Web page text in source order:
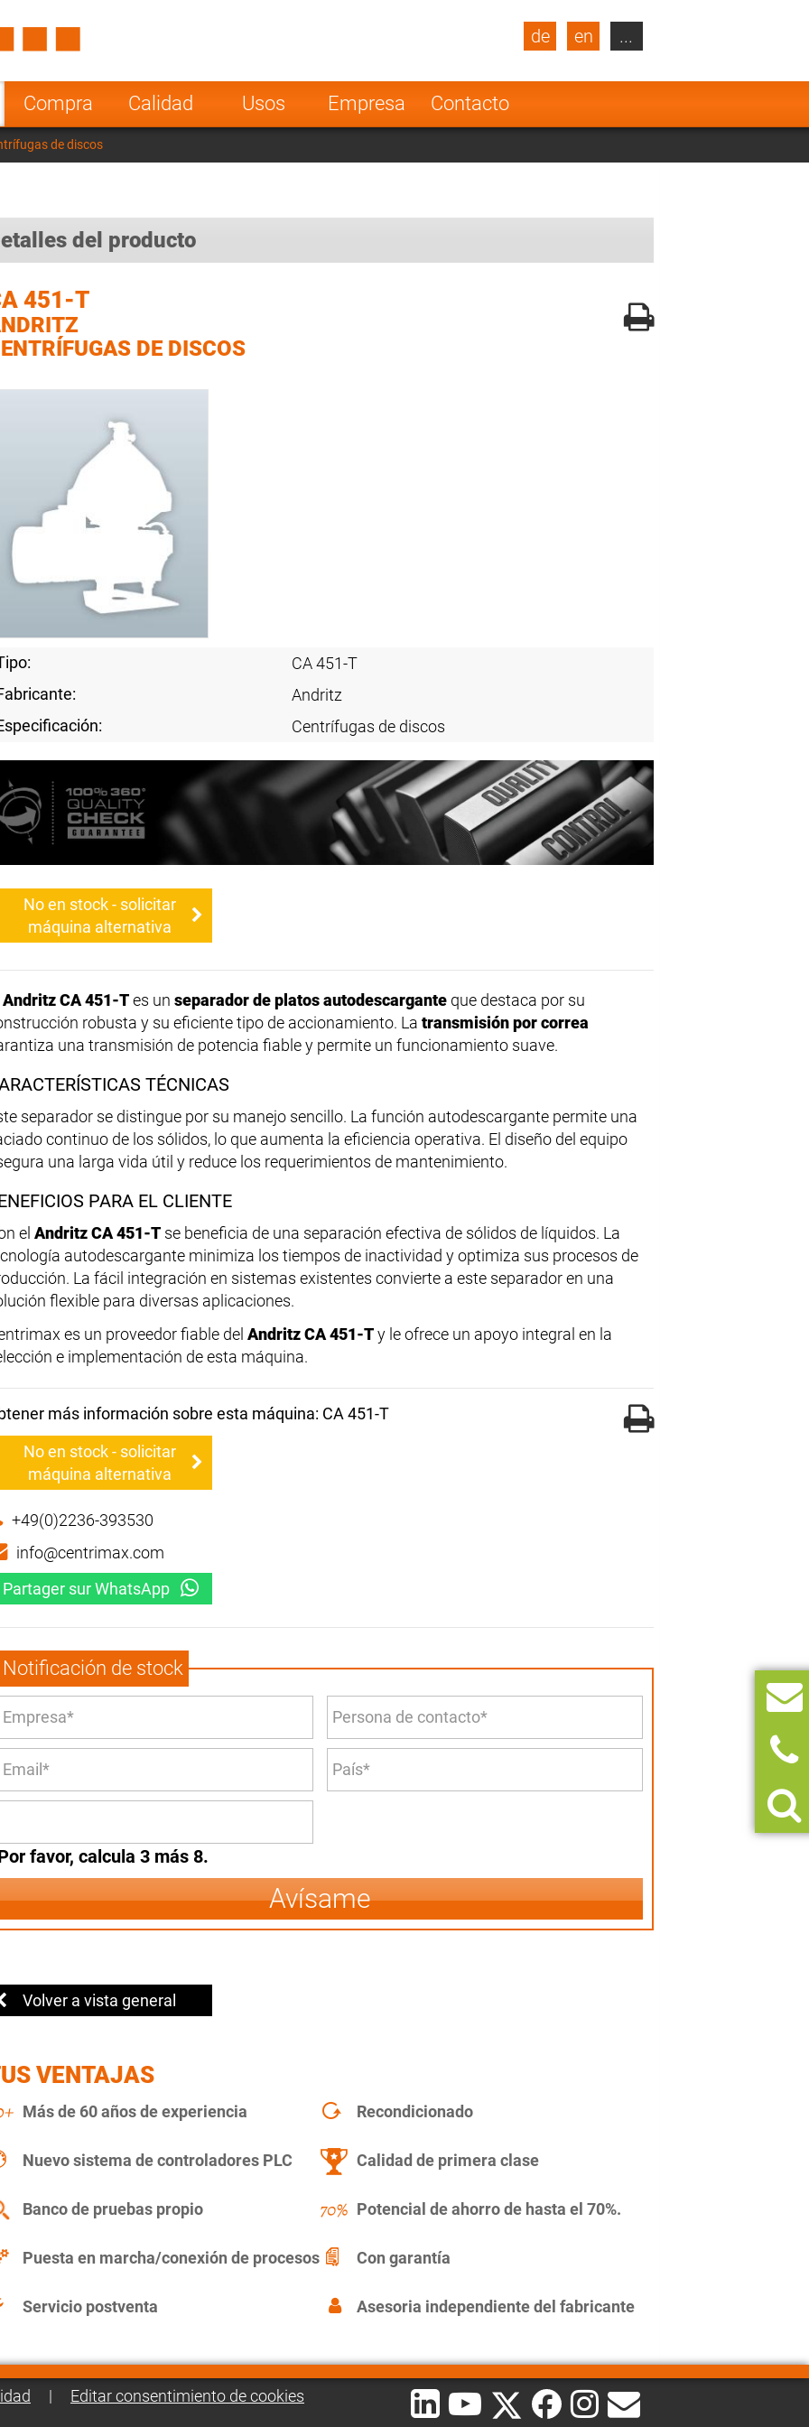
Compra Calidad Usos Empresa Contacto
de en
Turkey
Poland Norway
Netherlands
Greece
...
de discos
del producto
451-T
DE DISCOS
CA 451-T
Andritz
Centrífugas de discos
No en stock - solicitar
máquina alternativa
Andritz CA 451-Tes un separador de platos autodescargante que destaca por su
robusta y su eficiente tipo de accionamiento. La transmisión por correa
una transmisión de potencia fiable y permite un funcionamiento suave.
TÉCNICAS
separador se distingue por su manejo sencillo. La función autodescargante permite una
continuo de los sólidos, lo que aumenta la eficiencia operativa. El diseño del equipo
una larga vida útil y reduce los requerimientos de mantenimiento.
PARA EL CLIENTE
el Andritz CA 451-T se beneficia de una separación efectiva de sólidos de líquidos. La
autodescargante minimiza los tiempos de inactividad y optimiza sus procesos de
La fácil integración en sistemas existentes convierte a este separador en una
flexible para diversas aplicaciones.
es un proveedor fiable del Andritz CA 451-Ty le ofrece un apoyo integral en la
e implementación de esta máquina.
más información sobre esta máquina: CA 451-T
No en stock - solicitar
máquina alternativa
+49(0)2236-393530
info@centrimax.com
Partager sur WhatsApp
Notificación de stock
favor, calcula 3 más 8.
Avísame
Volver a vista general
VENTAJAS
Más de 60 años de experiencia Recondicionado
Nuevo sistema de controladores PLC Calidad de primera clase
Banco de pruebas propio Potencial de ahorro de hasta el 70%.
Puesta en marcha/conexión de procesos Con garantía
Servicio postventa Asesoria independiente del fabricante
| Editar consentimiento de cookies